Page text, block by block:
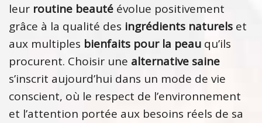
leur routine beauté évolue positivement
grâce à la qualité des ingrédients naturels et
aux multiples bienfaits pour la peau qu’ils
procurent. Choisir une alternative saine
s’inscrit aujourd’hui dans un mode de vie
conscient, où le respect de l’environnement
et l’attention portée aux besoins réels de sa